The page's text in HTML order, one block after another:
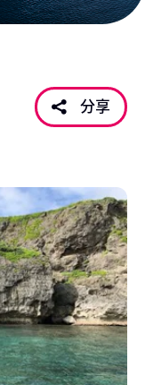
分享